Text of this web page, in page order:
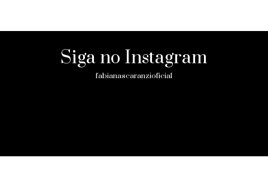
Siga no Instagram
fabianascaranzioficial